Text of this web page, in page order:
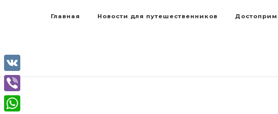
Главная Новости для путешественников
VK
Viber